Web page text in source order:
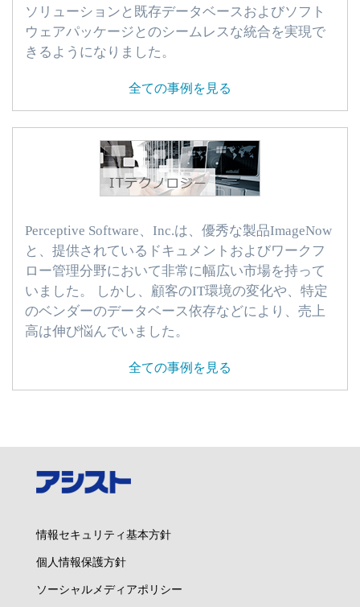
ソリューションと既存データベースおよびソフト
ウェアパッケージとのシームレスな統合を実現で
きるようになりました。
全ての事例を見る
Perceptive Software、Inc.は、優秀な製品ImageNow
と、提供されているドキュメントおよびワークフ
ロー管理分野において非常に幅広い市場を持って
いました。 しかし、顧客のIT環境の変化や、特定
のベンダーのデータベース依存などにより、売上
高は伸び悩んでいました。
全ての事例を見る
情報セキュリティ基本方針
個人情報保護方針
ソーシャルメディアポリシー